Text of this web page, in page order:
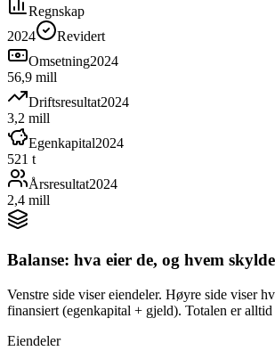
Regnskap
2024
Revidert
Omsetning2024
56,9 mill
Driftsresultat2024
3,2 mill
Egenkapital2024
521 t
Årsresultat2024
2,4 mill
Balanse: hva eier de, og hvem
Venstre side viser eiendeler. Høyre side viser
finansiert (egenkapital + gjeld). Totalen er alltid
Eiendeler